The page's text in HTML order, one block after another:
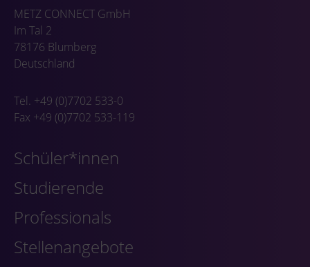
METZ CONNECT GmbH
Im Tal 2
78176 Blumberg
Deutschland
Tel. +49 (0)7702 533-0
Fax +49 (0)7702 533-119
Schüler*innen
Studierende
Professionals
Stellenangebote